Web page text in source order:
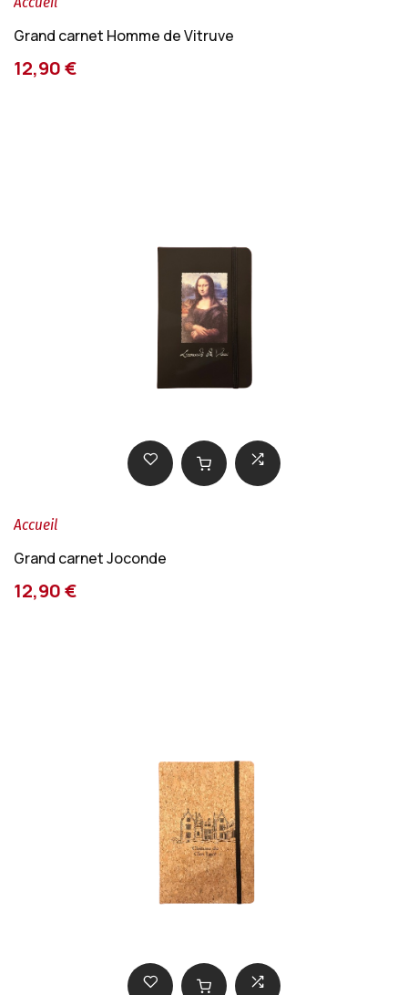
Grand carnet Homme de Vitruve
12,90 €
Accueil
Grand carnet Joconde
12,90 €